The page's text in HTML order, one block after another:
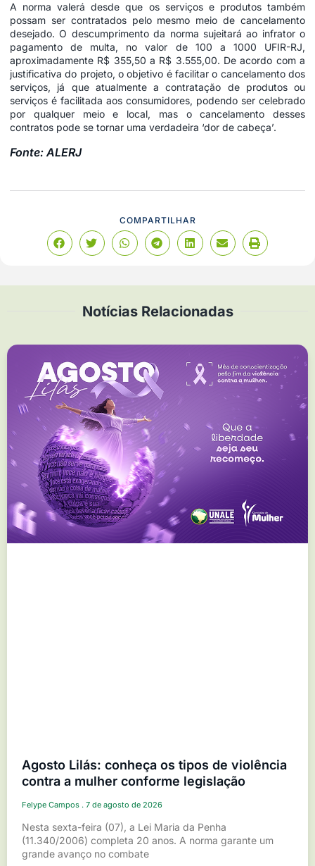
A norma valerá desde que os serviços e produtos também
possam ser contratados pelo mesmo meio de cancelamento
desejado. O descumprimento da norma sujeitará ao infrator o
pagamento de multa, no valor de 100 a 1000 UFIR-RJ,
aproximadamente R$ 355,50 a R$ 3.555,00. De acordo com a
justificativa do projeto, o objetivo é facilitar o cancelamento dos
serviços, já que atualmente a contratação de produtos ou
serviços é facilitada aos consumidores, podendo ser celebrado
por qualquer meio e local, mas o cancelamento desses
contratos pode se tornar uma verdadeira ‘dor de cabeça’.
Fonte: ALERJ
COMPARTILHAR
Notícias Relacionadas
Agosto Lilás: conheça os tipos de violência
contra a mulher conforme legislação
Felype Campos 7 de agosto de 2026
Nesta sexta-feira (07), a Lei Maria da Penha
(11.340/2006) completa 20 anos. A norma garante um
grande avanço no combate